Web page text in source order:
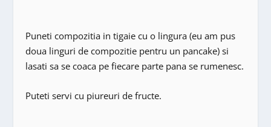
Puneti compozitia in tigaie cu o lingura (eu am pus
doua linguri de compozitie pentru un pancake) si
lasati sa se coaca pe fiecare parte pana se rumenesc.
Puteti servi cu piureuri de fructe.